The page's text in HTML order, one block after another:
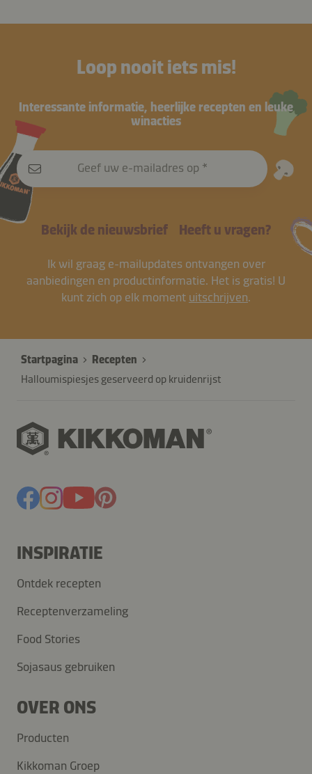
Loop nooit iets mis!
Interessante informatie, heerlijke recepten en leuke
winacties
Geef uw e-mailadres op
Bekijk de nieuwsbrief Heeft u vragen?
Ik wil graag e-mailupdates ontvangen over
aanbiedingen en productinformatie. Het is gratis! U
kunt zich op elk moment uitschrijven.
Startpagina
Recepten
Halloumispiesjes geserveerd op kruidenrijst
INSPIRATIE
Ontdek recepten
Receptenverzameling
Food Stories
Sojasaus gebruiken
OVER ONS
Producten
Kikkoman Groep